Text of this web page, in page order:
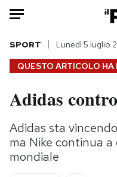
HOME
Italia
Politica
Tecnologia
QUESTO ARTICOLO HA
SPORT Lunedì 5 luglio
Adidas
Adidas sta
ma Nike continua
mondiale